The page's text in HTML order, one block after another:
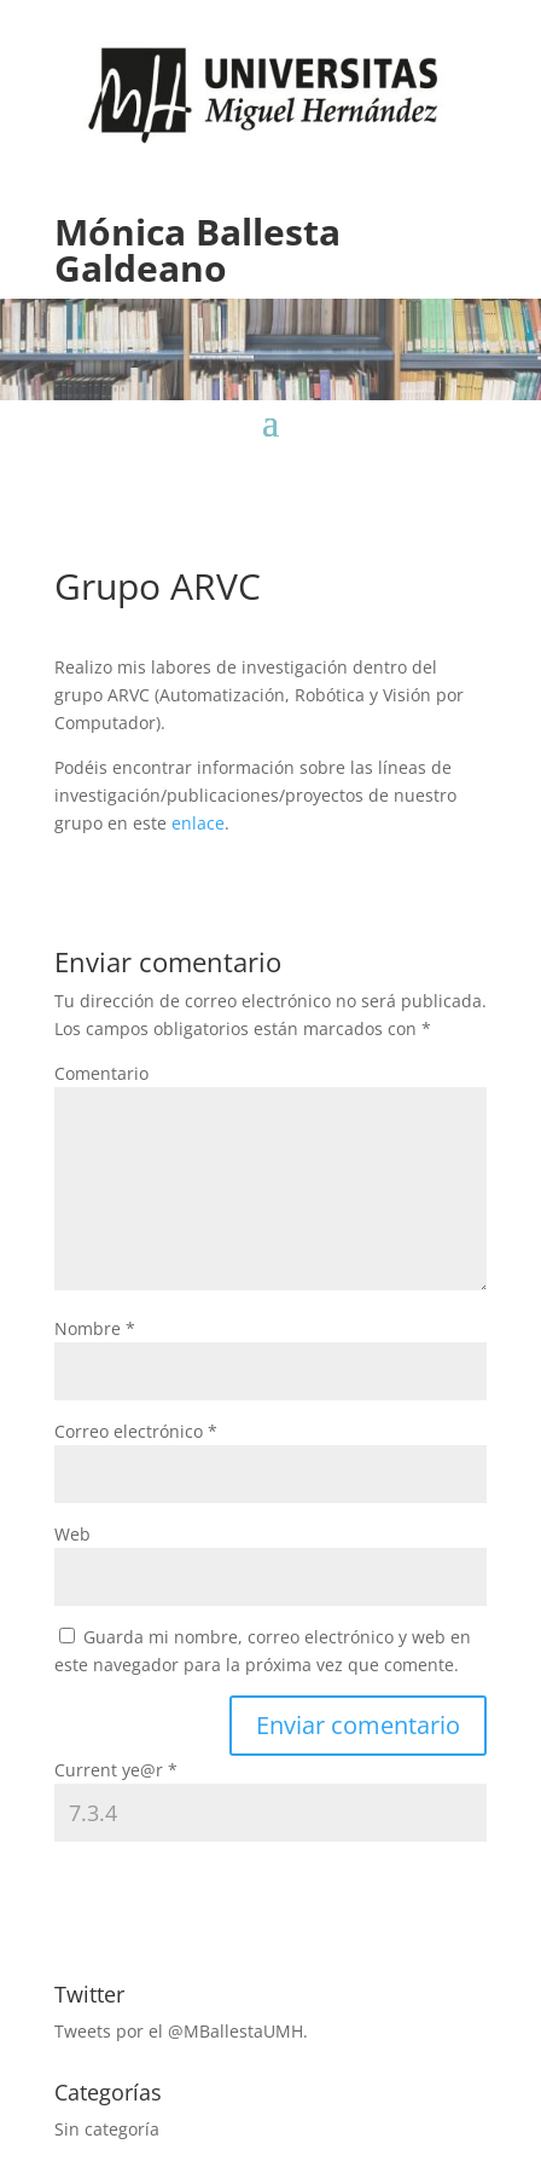
Mónica Ballesta
Galdeano
Grupo ARVC
Realizo mis labores de investigación dentro del
grupo ARVC (Automatización, Robótica y Visión por
Computador).
Podéis encontrar información sobre las líneas de
investigación/publicaciones/proyectos de nuestro
grupo en este enlace.
Enviar comentario
Tu dirección de correo electrónico no será publicada.
Los campos obligatorios están marcados con *
Comentario
Nombre *
Correo electrónico *
Web
Guarda mi nombre, correo electrónico y web en
este navegador para la próxima vez que comente.
Current ye@r *
Twitter
Tweets por el @MBallestaUMH.
Categorías
Sin categoría